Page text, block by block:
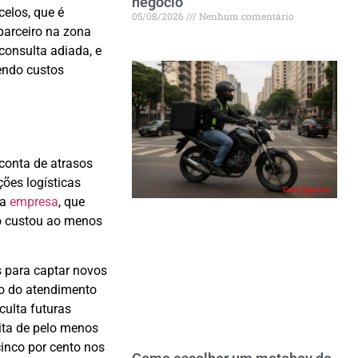
que é
na zona
adiada, e
custos
de atrasos
logísticas
empresa, que
custou ao menos
para captar novos
do atendimento
futuras
de pelo menos
por cento nos
05/08/2026 Nenhum comentário